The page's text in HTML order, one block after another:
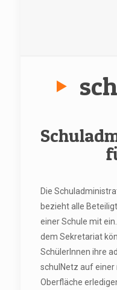
Die
bezieht alle
einer Schule mit
dem Sekretariat
SchülerInnen ihre
schulNetz auf
Oberfläche